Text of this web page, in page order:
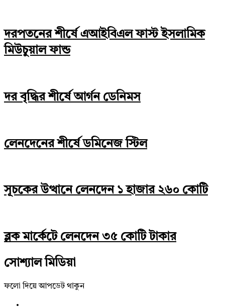
দরপতনের শীর্ষে এআইবিএল ফাস্ট ইসলামিক
মিউচুয়াল ফান্ড
দর বৃদ্ধির শীর্ষে আর্গন ডেনিমস
লেনদেনের শীর্ষে ডমিনেজ স্টিল
সূচকের উত্থানে লেনদেন ১ হাজার ২৬০ কোটি
ব্লক মার্কেটে লেনদেন ৩৫ কোটি টাকার
সোশ্যাল মিডিয়া
ফলো দিয়ে আপডেট থাকুন